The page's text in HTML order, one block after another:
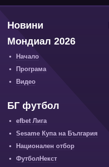
Новини
Мондиал 2026
Начало
Програма
Видео
БГ футбол
efbet Лига
Sesame Купа на България
Национален отбор
ФутболНекст